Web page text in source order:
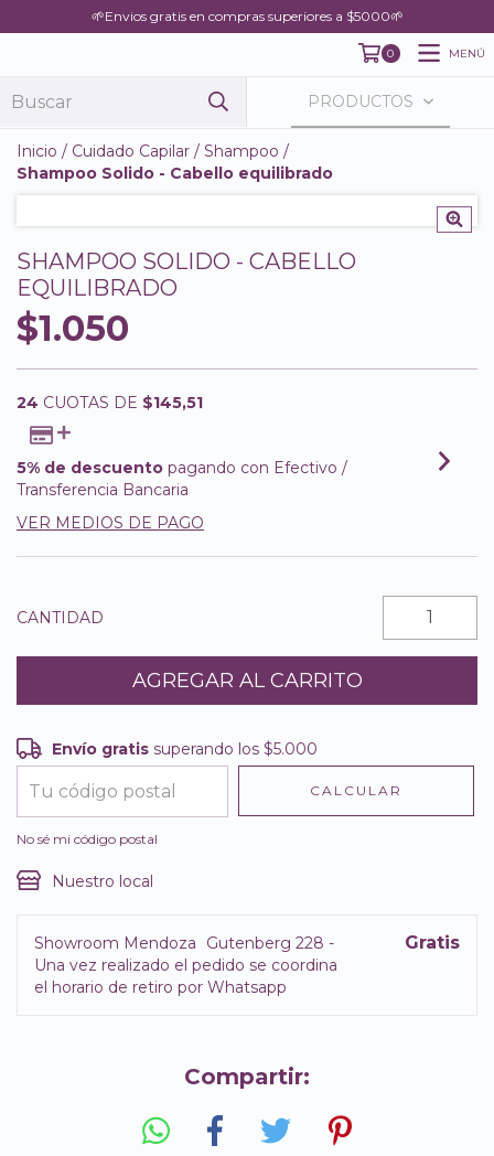
🌱Envios gratis en compras superiores a $5000🌱
0 MENÚ
PRODUCTOS
Inicio / Cuidado Capilar / Shampoo /
Shampoo Solido - Cabello equilibrado
SHAMPOO SOLIDO - CABELLO
EQUILIBRADO
$1.050
24 CUOTAS DE $145,51
5% de descuento pagando con Efectivo /
Transferencia Bancaria
VER MEDIOS DE PAGO
CANTIDAD
Envío gratis $5.000
Entregas para el CP:
Envío gratis superando los$5.000
CALCULAR
No sé mi código postal
Nuestro local
Showroom Mendoza
Gutenberg 228 -
Una vez realizado el pedido se coordina
el horario de retiro por Whatsapp
Gratis
Compartir: